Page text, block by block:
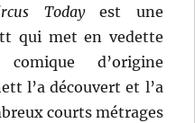
Todayest une
qui met en vedette
d’origine
l’a découvert et l’a
courts métrages